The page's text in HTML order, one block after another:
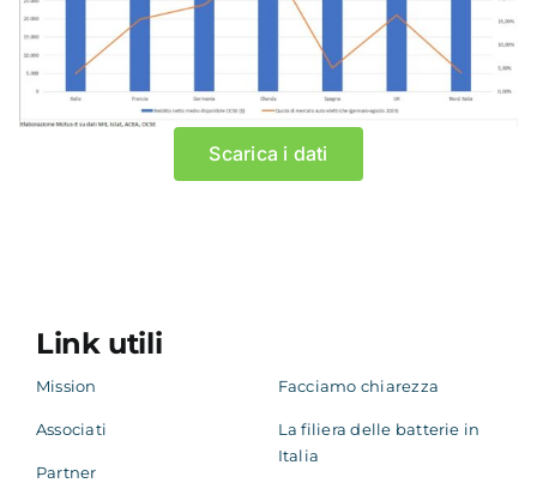
PUNTI DI RICARICA
Un punto di ricarica o di rifornimento per la fornitura di
combustibile alternativo che garantisce, a livello di Unione, un
accesso non discriminatorio a tutti gli utenti. L’accesso non
discriminatorio può comprendere condizioni diverse di
autenticazione, uso e pagamento. Il punto di ricarica consente
Stazione dedicata che può includere uno o più punti di ricarica
LOCATION
Punto geografico/indirizzo univoco, dove possono insistere
una o più infrastrutture di ricarica
Scarica i dati
Link utili
Mission
Associati
Partner
Facciamo chiarezza
La filiera delle batterie in
Italia